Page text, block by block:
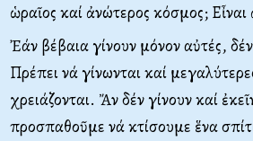
ὡραῖος καί ἀνώτερος κόσμος; Εἶναι
Ἐάν βέβαια γίνουν μόνον αὐτές, δέν
Πρέπει νά γίνωνται καί
χρειάζονται. Ἄν δέν γίνουν καί
προσπαθοῦμε νά κτίσουμε ἕνα